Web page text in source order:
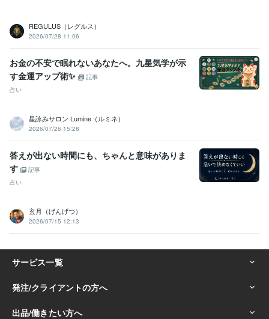
REGULUS（レグルス）
2026/07/28 11:06
お金の不安で眠れないあなたへ。九星気学が示
す金運アップ術✨
記事
占い
星詠みサロン Lumine（ルミネ）
2026/07/26 15:28
答えが出ない時間にも、ちゃんと意味がありま
す
記事
占い
玄月（げんげつ）
2026/07/15 12:13